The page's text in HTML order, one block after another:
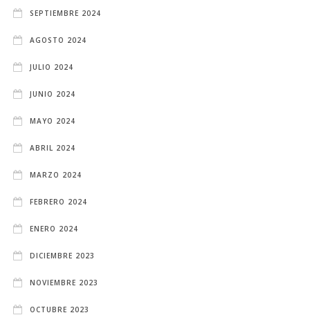
SEPTIEMBRE 2024
AGOSTO 2024
JULIO 2024
JUNIO 2024
MAYO 2024
ABRIL 2024
MARZO 2024
FEBRERO 2024
ENERO 2024
DICIEMBRE 2023
NOVIEMBRE 2023
OCTUBRE 2023